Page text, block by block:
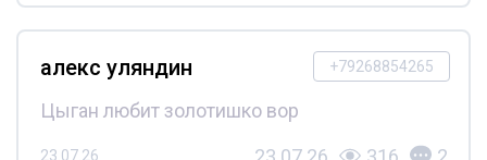
+79268854265
алекс уляндин
Цыган любит золотишко вор
23.07.26